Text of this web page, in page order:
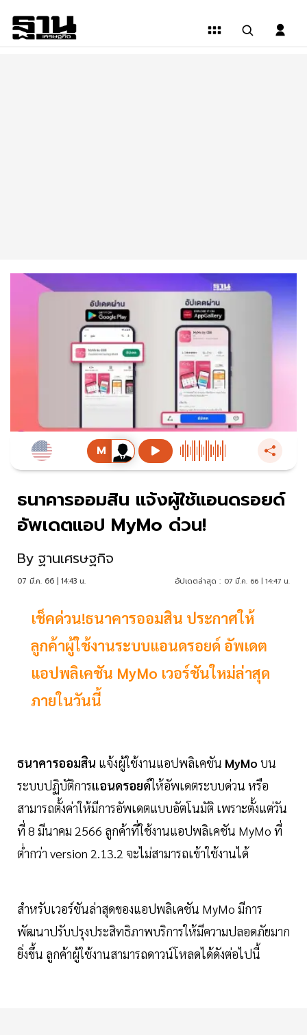
ธนาคารออมสิน แจ้งผู้ใช้แอนดรอยด์
อัพเดตแอป MyMo ด่วน!
By ฐานเศรษฐกิจ
07 มี.ค. 66 | 14:43 น. อัปเดตล่าสุด : 07 มี.ค. 66 | 14:47 น.
เช็คด่วน!ธนาคารออมสิน ประกาศให้
ลูกค้าผู้ใช้งานระบบแอนดรอยด์ อัพเดต
แอปพลิเคชัน MyMo เวอร์ชันใหม่ล่าสุด
ภายในวันนี้
ธนาคารออมสิน แจ้งผู้ใช้งานแอปพลิเคชัน MyMo บน
ระบบปฏิบัติการแอนดรอยด์ให้อัพเดตระบบด่วน หรือ
สามารถตั้งค่าให้มีการอัพเดตแบบอัตโนมัติ เพราะตั้งแต่วัน
ที่ 8 มีนาคม 2566 ลูกค้าที่ใช้งานแอปพลิเคชัน MyMo ที่
ต่ำกว่า version 2.13.2 จะไม่สามารถเข้าใช้งานได้
สำหรับเวอร์ชันล่าสุดของแอปพลิเคชัน MyMo มีการ
พัฒนาปรับปรุงประสิทธิภาพบริการให้มีความปลอดภัยมาก
ยิ่งขึ้น ลูกค้าผู้ใช้งานสามารถดาวน์โหลดได้ดังต่อไปนี้